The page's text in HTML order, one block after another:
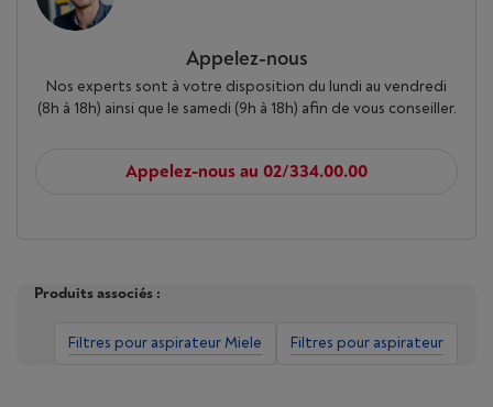
Appelez-nous
Nos experts sont à votre disposition du lundi au vendredi
(8h à 18h) ainsi que le samedi (9h à 18h) afin de vous conseiller.
Appelez-nous au 02/334.00.00
Produits associés :
Filtres pour aspirateur Miele Filtres pour aspirateur